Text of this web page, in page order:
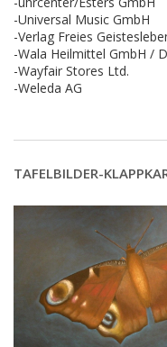
-Universal Music GmbH
-Verlag Freies
-Wala Heilmittel GmbH /
-Wayfair Stores Ltd.
-Weleda AG
TAFELBILDER-